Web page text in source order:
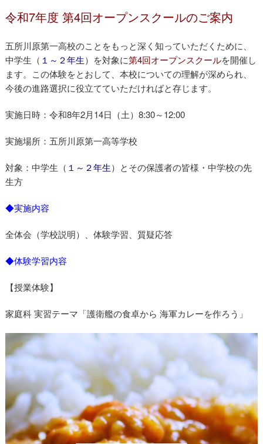
第4回オープンスクールご案内
令和7年度 第4回オープンスクールのご案内
五所川原第一高校のことをもっと深く知っていただくために、
中学生（ １～２年生）を対象に第4回オープンスクールを開催し
ます。この体験をとおして、本校についての理解が深められ、
今後の進路選択に役立てていただければと存じます。
実施日時：令和8年2月14日（土）8:30～12:00
実施場所：五所川原第一高等学校
対象：中学生（ １～２年生）とその保護者の皆様・中学校の先
生方
◆実施内容
全体会（学校説明）、体験学習、質疑応答
◆体験学習内容
【授業体験】
家庭科 実習テーマ「護衛艦の食卓から 海軍カレーを作ろう」